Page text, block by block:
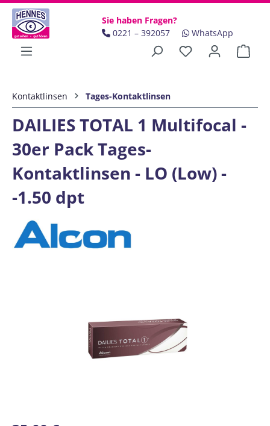
Zum Hauptinhalt springen
Sie haben Fragen?
0221 – 392057
WhatsApp
Kontaktlinsen Tages-Kontaktlinsen
DAILIES TOTAL 1 Multifocal -
30er Pack Tages-
Kontaktlinsen - LO (Low) -
-1.50 dpt